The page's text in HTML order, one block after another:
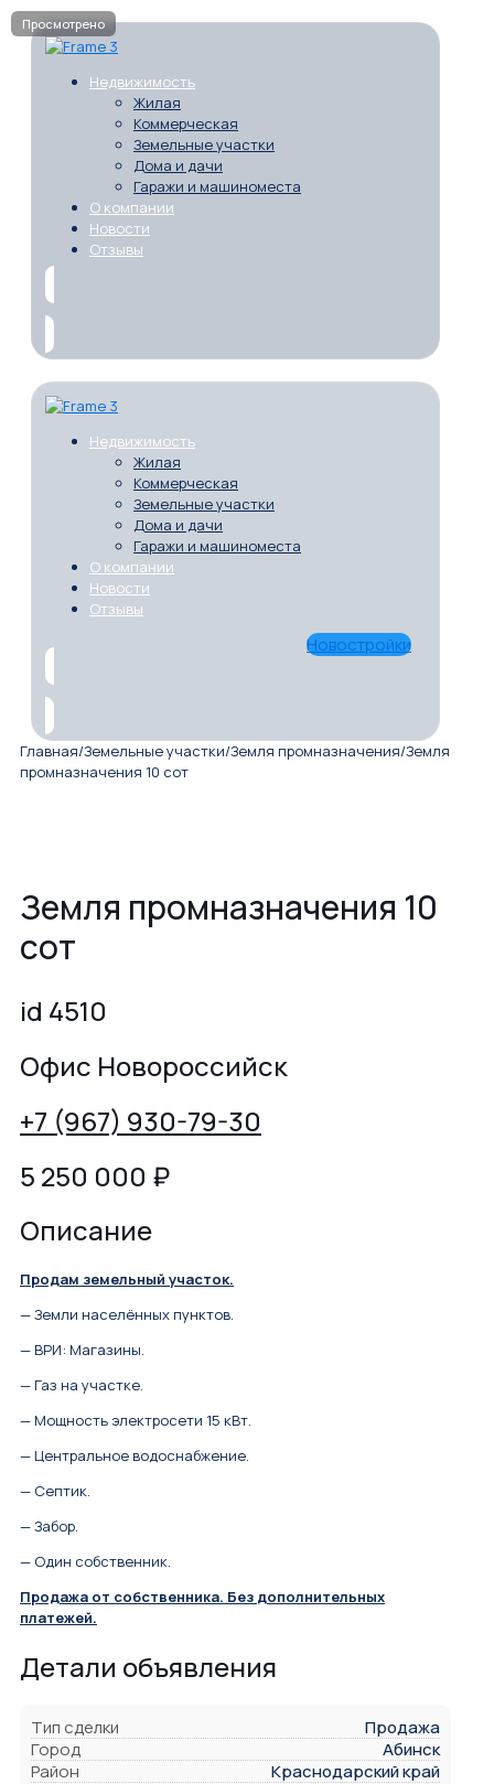
Недвижимость
Жилая
Коммерческая
Земельные участки
Дома и дачи
Гаражи и машиноместа
О компании
Новости
Отзывы
Недвижимость
Жилая
Коммерческая
Земельные участки
Дома и дачи
Гаражи и машиноместа
О компании
Новости
Отзывы
Новостройки
Главная/Земельные участки/Земля промназначения/Земля
промназначения 10 сот
Земля промназначения 10
сот
id 4510
Офис Новороссийск
+7 (967) 930-79-30
5 250 000 ₽
Описание
Продам земельный участок.
— Земли населённых пунктов.
— ВРИ: Магазины.
— Газ на участке.
— Мощность электросети 15 кВт.
— Центральное водоснабжение.
— Септик.
— Забор.
— Один собственник.
Продажа от собственника. Без дополнительных
платежей.
Детали объявления
Тип сделки
Продажа
Город
Абинск
Район
Краснодарский край